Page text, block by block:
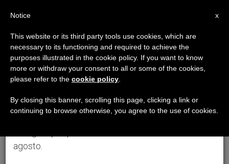
×
Aviso importante
Del 27 de julio al 7 de agosto haremos la pausa
anual, aprovechando que en el periodo de verano
se generan menos informaciones y también el
agosto.
x
Notice
This website or its third party tools use cookies, which are
necessary to its functioning and required to achieve the
purposes illustrated in the cookie policy. If you want to know
more or withdraw your consent to all or some of the cookies,
please refer to the cookie policy
By closing this banner, scrolling this page, clicking a link or
continuing to browse otherwise, you agree to the use of cookies.